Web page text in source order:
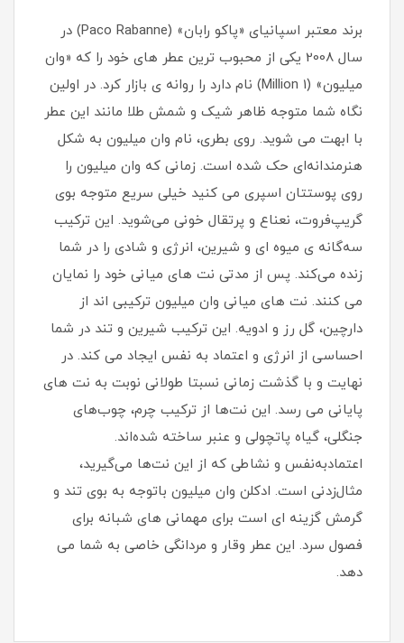
برند معتبر اسپانیای «پاکو رابان» (Paco Rabanne) در
سال 2008 یکی از محبوب ترین عطر های خود را که «وان
میلیون» (1 Million) نام دارد را روانه ی بازار کرد. در اولین
نگاه شما متوجه ظاهر شیک و شمش طلا مانند این عطر
با ابهت می شوید. روی بطری، نام وان میلیون به شکل
هنرمندانه‌ای حک شده است. زمانی که وان میلیون را
روی پوستتان اسپری می کنید خیلی سریع متوجه بوی
گریپ‌فروت، نعناع و پرتقال خونی می‌شوید. این ترکیب
سه‌گانه ی میوه ای و شیرین، انرژی و شادی را در شما
زنده می‌کند. پس از مدتی نت های میانی خود را نمایان
می کنند. نت های میانی وان میلیون ترکیبی اند از
دارچین، گل رز و ادویه. این ترکیب شیرین و تند در شما
احساسی از انرژی و اعتماد به نفس ایجاد می کند. در
نهایت و با گذشت زمانی نسبتا طولانی نوبت به نت های
پایانی می رسد. این نت‌ها از ترکیب چرم، چوب‌های
جنگلی، گیاه پاتچولی و عنبر ساخته شده‌اند.
اعتمادبه‌نفس و نشاطی که از این نت‌ها می‌گیرید،
مثال‌زدنی است. ادکلن وان میلیون باتوجه به بوی تند و
گرمش گزینه ای است برای مهمانی های شبانه برای
فصول سرد. این عطر وقار و مردانگی خاصی به شما می
دهد.